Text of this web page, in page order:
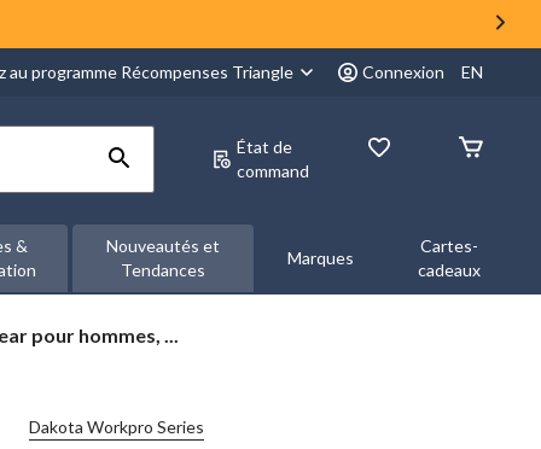
au programme Récompenses Triangle Connexion EN
État de
command
&
Nouveautés et
Tendances
Marques
Cartes-
cadeaux
pour hommes, ...
Dakota Workpro Series